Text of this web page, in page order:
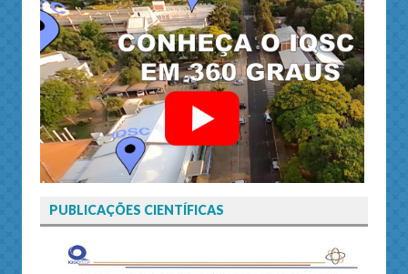
PUBLICAÇÕES CIENTÍFICAS